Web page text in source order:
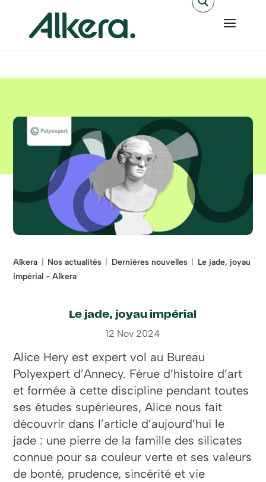
Alkera Nos actualités Dernières nouvelles
Le jade, joyau
impérial - Alkera
Le jade, joyau impérial
12 Nov 2024
Alice Hery est expert vol au Bureau
Polyexpert d’Annecy. Férue d’histoire d’art
et formée à cette discipline pendant toutes
ses études supérieures, Alice nous fait
découvrir dans l’article d’aujourd’hui le
jade : une pierre de la famille des silicates
connue pour sa couleur verte et ses valeurs
de bonté, prudence, sincérité et vie